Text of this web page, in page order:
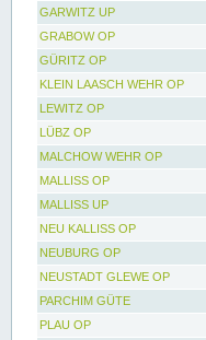
GARWITZ UP
GRABOW OP
GÜRITZ OP
KLEIN LAASCH WEHR OP
LEWITZ OP
LÜBZ OP
MALCHOW WEHR OP
MALLISS OP
MALLISS UP
NEU KALLISS OP
NEUBURG OP
NEUSTADT GLEWE OP
PARCHIM GÜTE
PLAU OP